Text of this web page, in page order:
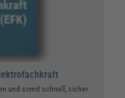
und somit schnell, sicher